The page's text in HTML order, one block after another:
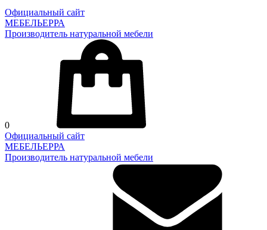
Официальный сайт
МЕБЕЛЬЕРРА
Производитель натуральной мебели
0
Официальный сайт
МЕБЕЛЬЕРРА
Производитель натуральной мебели